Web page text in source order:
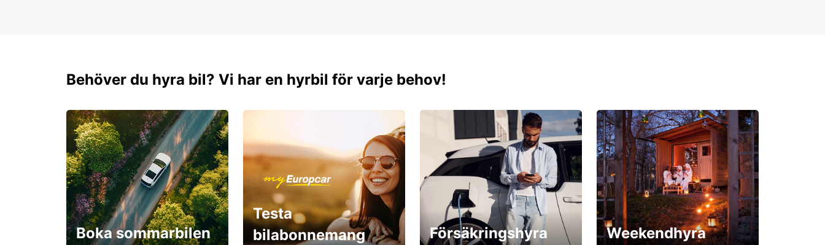
Behöver du hyra bil? Vi har en hyrbil för varje behov!
Boka sommarbilen
Testa
bilabonnemang
Försäkringshyra Weekendhyra